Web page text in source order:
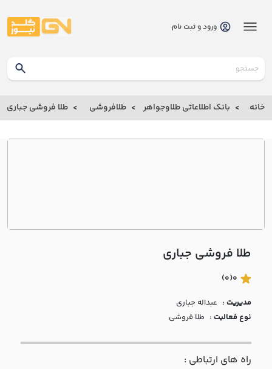
بانک
بانک
اطلاعاتی
درباره
با ما
مقالات
اخبار
پرسش
ورود و ثبت نام
خانه بانک اطلاعاتی طلاوجواهر طلافروشی طلا فروشی جباري
طلا فروشی جباري
0
(0)
مدیریت : عبداله جباري
نوع فعالیت : طلا فروشی
راه های ارتباطی :